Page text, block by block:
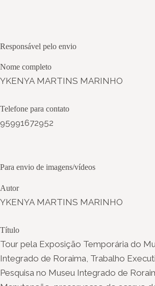
Responsável pelo envio
Nome completo
YKENYA MARTINS MARINHO
Telefone para contato
95991672952
Para envio de imagens/vídeos
Autor
YKENYA MARTINS MARINHO
Título
Tour pela Exposição Temporária do
Integrado de Roraima, Trabalho
Pesquisa no Museu Integrado de